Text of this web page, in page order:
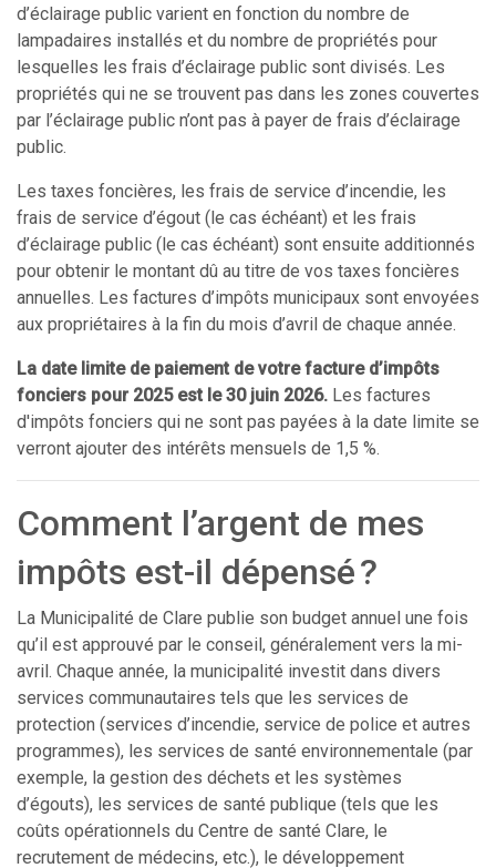
d’éclairage public varient en fonction du nombre de
lampadaires installés et du nombre de propriétés pour
lesquelles les frais d’éclairage public sont divisés. Les
propriétés qui ne se trouvent pas dans les zones couvertes
par l’éclairage public n’ont pas à payer de frais d’éclairage
public.
Les taxes foncières, les frais de service d’incendie, les
frais de service d’égout (le cas échéant) et les frais
d’éclairage public (le cas échéant) sont ensuite additionnés
pour obtenir le montant dû au titre de vos taxes foncières
annuelles. Les factures d’impôts municipaux sont envoyées
aux propriétaires à la fin du mois d’avril de chaque année.
La date limite de paiement de votre facture d’impôts
fonciers pour 2025 est le 30 juin 2026. Les factures
d'impôts fonciers qui ne sont pas payées à la date limite se
verront ajouter des intérêts mensuels de 1,5 %.
Comment l’argent de mes
impôts est-il dépensé ?
La Municipalité de Clare publie son budget annuel une fois
qu’il est approuvé par le conseil, généralement vers la mi-
avril. Chaque année, la municipalité investit dans divers
services communautaires tels que les services de
protection (services d’incendie, service de police et autres
programmes), les services de santé environnementale (par
exemple, la gestion des déchets et les systèmes
d’égouts), les services de santé publique (tels que les
coûts opérationnels du Centre de santé Clare, le
recrutement de médecins, etc.), le développement